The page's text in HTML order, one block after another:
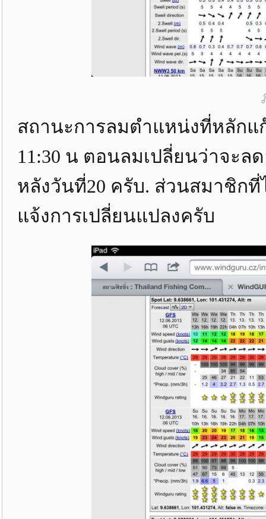
สถานะการลมตำแหน่งที่หลักแ
11:30 น ตอนลมเปลี่ยนว่าจะล
หลังวันที่20 ครับ. ส่วนสมาชิก
แจ้งการเปลี่ยนแปลงครับ